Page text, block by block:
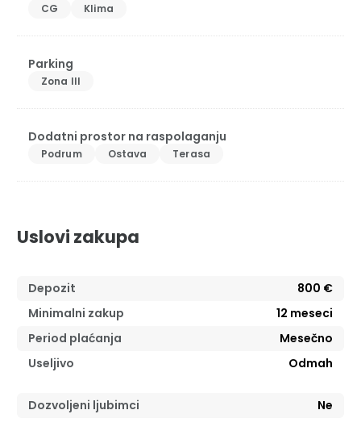
CG Klima
Parking
Zona III
Dodatni prostor na raspolaganju
Podrum Ostava Terasa
Uslovi zakupa
Depozit
800 €
Minimalni zakup
12 meseci
Period plaćanja
Mesečno
Useljivo
Odmah
Dozvoljeni ljubimci Ne